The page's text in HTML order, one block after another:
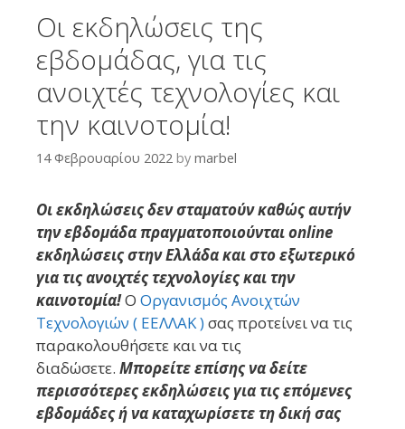
Οι εκδηλώσεις της
εβδομάδας, για τις
ανοιχτές τεχνολογίες και
την καινοτομία!
14 Φεβρουαρίου 2022 by marbel
Οι εκδηλώσεις δεν σταματούν καθώς αυτήν
την εβδομάδα πραγματοποιούνται online
εκδηλώσεις στην Ελλάδα και στο εξωτερικό
για τις ανοιχτές τεχνολογίες και την
καινοτομία!Ο Οργανισμός Ανοιχτών
Τεχνολογιών ( ΕΕΛΛΑΚ )σας προτείνει να τις
παρακολουθήσετε και να τις
διαδώσετε. Μπορείτε επίσης να δείτε
περισσότερες εκδηλώσεις για τις επόμενες
εβδομάδες ή να καταχωρίσετε τη δική σας